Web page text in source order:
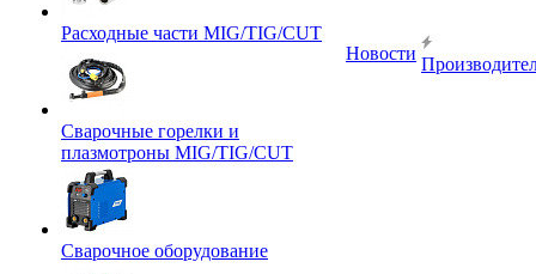
Расходные части MIG/TIG/CUT
Сварочные горелки и
плазмотроны MIG/TIG/CUT
Сварочное оборудование
Новости